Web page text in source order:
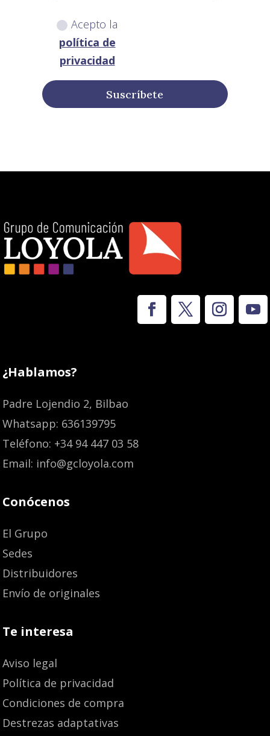
Acepto la
política de
privacidad
Suscríbete
¿Hablamos?
Padre Lojendio 2, Bilbao
Whatsapp: 636139795
Teléfono: +34 94 447 03 58
Email: info@gcloyola.com
Conócenos
El Grupo
Sedes
Distribuidores
Envío de originales
Te interesa
Aviso legal
Política de privacidad
Condiciones de compra
Destrezas adaptativas